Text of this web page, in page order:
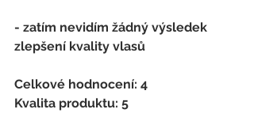
- zatím nevidím žádný výsledek
zlepšení kvality vlasů
Celkové hodnocení: 4
Kvalita produktu: 5